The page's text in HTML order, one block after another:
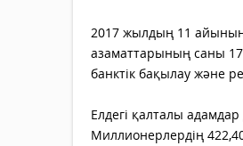
2017 жылдың 11
азаматтарының саны
банктік бақылау және
Елдегі қалталы
Миллионерлердің